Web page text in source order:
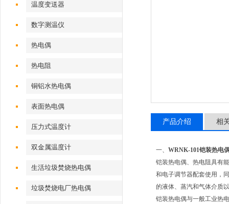
温度变送器
数字测温仪
热电偶
热电阻
铜铝水热电偶
表面热电偶
压力式温度计
双金属温度计
生活垃圾焚烧热电偶
垃圾焚烧电厂热电偶
产品介绍 相
一、 WRNK-101铠装热电
铠装热电偶、热电阻具有
和电子调节器配套使用，
的液体、蒸汽和气体介质
铠装热电偶与一般工业热